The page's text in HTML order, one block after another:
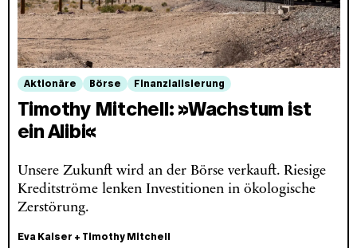
Aktionäre Börse Finanzialisierung
Timothy Mitchell: »Wachstum ist
ein Alibi«
Unsere Zukunft wird an der Börse verkauft. Riesige
Kreditströme lenken Investitionen in ökologische
Zerstörung.
Eva Kaiser + Timothy Mitchell